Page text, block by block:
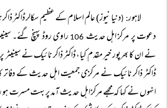
لاہور: (دنیا نیوز) عالم اسلام کے عظیم سکالر ڈاکٹر
دعوت پر مرکز اہل حدیث
راوی روڈ پہنچ گئے۔
نے ان کا بھرپور خیر مقدم کیا، ڈاکٹر ذاکر نائیک نے
ڈاکٹر ذاکر نائیک نے مرکزی جمعیت اہل حدیث کے
انہوں نے کہا کہ مجھے مرکز اہل حدیث آمد پر بہت مسرت